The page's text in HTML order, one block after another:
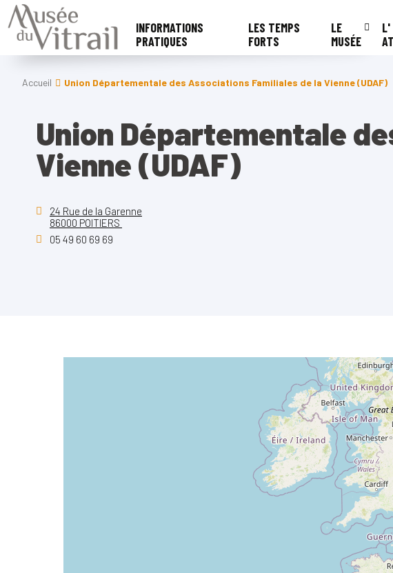
INFORMATIONS
PRATIQUES
LES TEMPS
FORTS
LE
MUSÉE
L'
Accueil Union Départementale des Associations Familiales de la Vienne (UDAF)
Union Départementale
Vienne (UDAF)
24 Rue de la Garenne
86000 POITIERS
05 49 60 69 69